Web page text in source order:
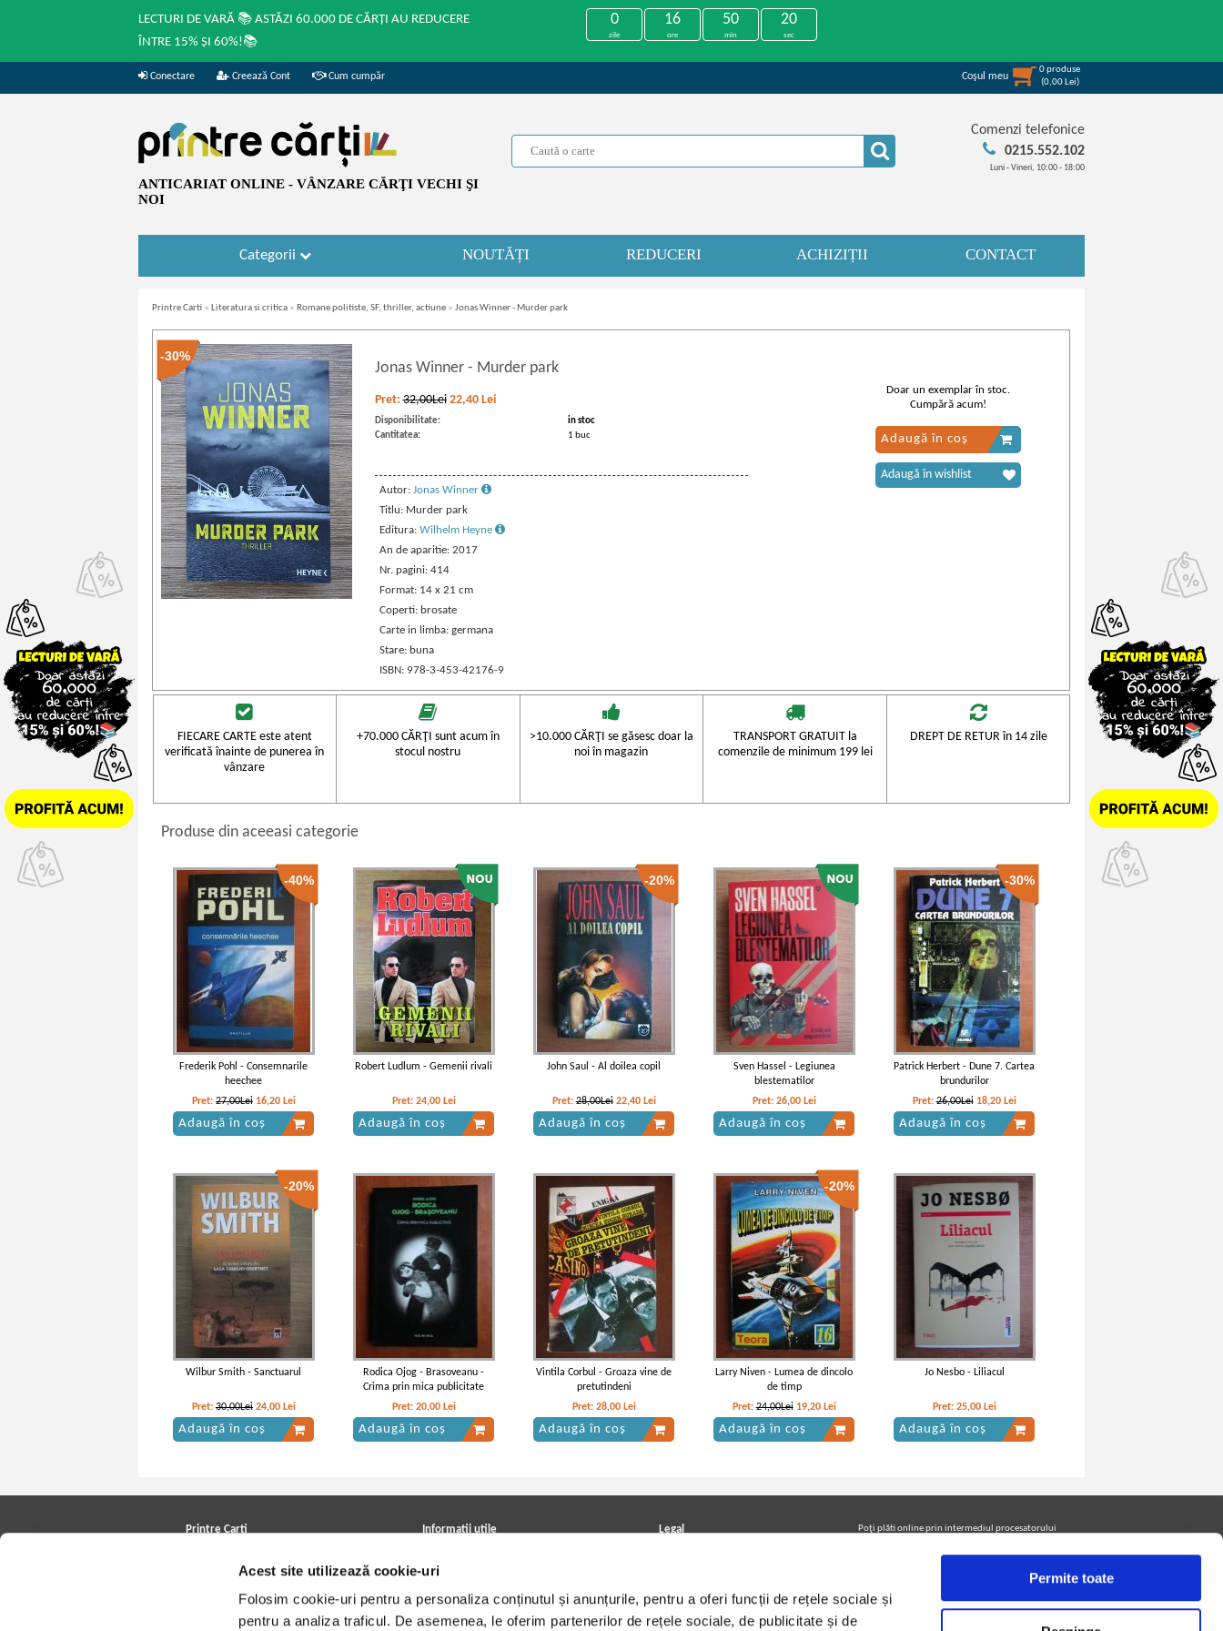
Acest site utilizează cookie-uri
Folosim cookie-uri pentru a personaliza conținutul și anunțurile, pentru a oferi funcții de rețele sociale și
pentru a analiza traficul. De asemenea, le oferim partenerilor de rețele sociale, de publicitate și de
Permite toate
LECTURI DE VARĂ 📚 ASTĂZI 60.000 DE CĂRȚI AU REDUCERE
ÎNTRE 15% ȘI 60%!📚
0
zile
16
ore
50
min
20
sec
Conectare Creează Cont Cum cumpăr Coşul meu
0produse
(0,00 Lei)
ANTICARIAT ONLINE - VÂNZARE CĂRŢI VECHI ŞI
NOI
Comenzi telefonice
0215.552.102
Luni - Vineri, 10:00 - 18:00
Categorii NOUTĂȚI REDUCERI ACHIZIȚII CONTACT
Printre Carti » Literatura si critica » Romane politiste, SF, thriller, actiune » Jonas Winner - Murder park
-30%
Jonas Winner - Murder park
Pret:32,00Lei 22,40 Lei
Disponibilitate:
in stoc
Cantitatea:
1 buc
Autor: Jonas Winner
Titlu: Murder park
Editura: Wilhelm Heyne
An de aparitie: 2017
Nr. pagini: 414
Format: 14 x 21 cm
Coperti: brosate
Carte in limba: germana
Stare: buna
ISBN: 978-3-453-42176-9
Doar un exemplar în stoc.
Cumpără acum!
Adaugă în coș
Adaugă în wishlist
FIECARE CARTE este atent
verificată înainte de punerea în
vânzare
+70.000 CĂRŢI sunt acum în
stocul nostru
>10.000 CĂRŢI se găsesc doar la
noi în magazin
TRANSPORT GRATUIT la
comenzile de minimum 199 lei
DREPT DE RETUR în 14 zile
Produse din aceeasi categorie
-40%
Frederik Pohl - Consemnarile
heechee
Pret: 27,00Lei 16,20 Lei
Adaugă în coș
Robert Ludlum - Gemenii rivali
Pret: 24,00 Lei
Adaugă în coș
-20%
John Saul - Al doilea copil
Pret:28,00Lei 22,40 Lei
Adaugă în coș
Sven Hassel - Legiunea
blestematilor
Pret: 26,00 Lei
Adaugă în coș
-30%
Patrick Herbert - Dune 7. Cartea
brundurilor
Pret:26,00Lei 18,20 Lei
Adaugă în coș
-20%
Wilbur Smith - Sanctuarul
Pret: 30,00Lei 24,00 Lei
Adaugă în coș
Rodica Ojog - Brasoveanu -
Crima prin mica publicitate
Pret: 20,00 Lei
Adaugă în coș
Vintila Corbul - Groaza vine de
pretutindeni
Pret: 28,00 Lei
Adaugă în coș
-20%
Larry Niven - Lumea de dincolo
de timp
Pret:24,00Lei 19,20 Lei
Adaugă în coș
Jo Nesbo - Liliacul
Pret: 25,00 Lei
Adaugă în coș
Printre Carti Informatii utile
Achizitii viniluri, casete, CD/DVD
Cum cumpar?
Politica de livrare
Legal
Termeni si conditii
Utilizare cookie-uri
Poţi plăti online prin intermediul procesatorului
Urmăreşte-ne pe facebook pentru a fi la curent cu